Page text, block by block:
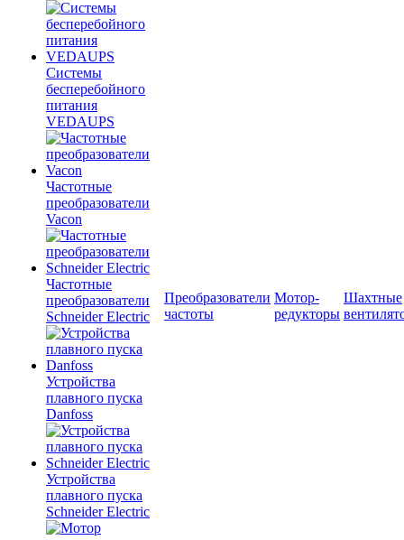
Системы
бесперебойного
питания
VEDAUPS
Частотные
преобразователи
Vacon
Частотные
преобразователи
Schneider Electric
Устройства
плавного пуска
Danfoss
Устройства
плавного пуска
Schneider Electric
Преобразователи
частоты
Мотор-
редукторы
Шахтные